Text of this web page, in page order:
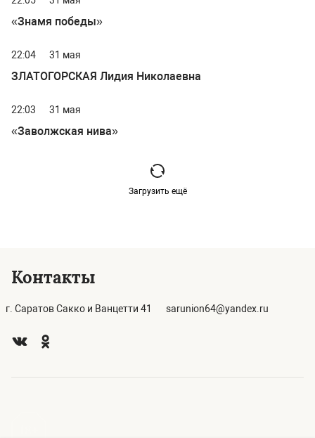
«Знамя победы»
22:04 31 мая
ЗЛАТОГОРСКАЯ Лидия Николаевна
22:03 31 мая
«Заволжская нива»
Загрузить ещё
Контакты
г. Саратов Сакко и Ванцетти 41 sarunion64@yandex.ru